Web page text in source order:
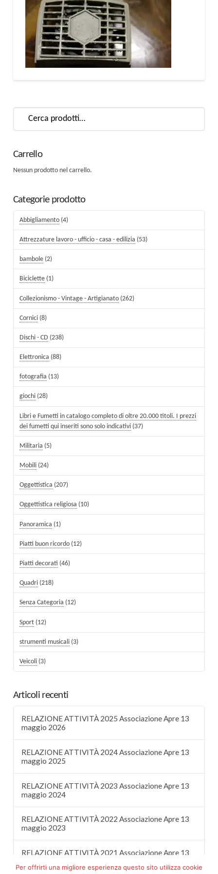
Carrello
Nessun prodotto nel carrello.
Categorie prodotto
Abbigliamento (4)
Attrezzature lavoro - ufficio - casa - edilizia (53)
bambole (2)
Biciclette (1)
Collezionismo - Vintage - Artigianato (262)
Cornici (8)
Dischi - CD (238)
Elettronica (88)
fotografia (13)
giochi (28)
Libri e Fumetti in catalogo completo di oltre 20.000 titoli. I prezzi
dei fumetti qui inseriti sono solo indicativi (37)
Militaria (5)
Mobili (24)
Oggettistica (207)
Oggettistica religiosa (10)
Panoramica (1)
Piatti buon ricordo (12)
Piatti decorati (46)
Quadri (218)
Senza Categoria (12)
Sport (12)
strumenti musicali (3)
Veicoli (3)
Articoli recenti
RELAZIONE ATTIVITÀ 2025 Associazione Apre 13
maggio 2026
RELAZIONE ATTIVITÀ 2024 Associazione Apre 13
maggio 2025
RELAZIONE ATTIVITÀ 2023 Associazione Apre 13
maggio 2024
RELAZIONE ATTIVITÀ 2022 Associazione Apre 13
maggio 2023
RELAZIONE ATTIVITÀ 2021 Associazione Apre 13
Per offrirti una migliore esperienza questo sito utilizza cookie